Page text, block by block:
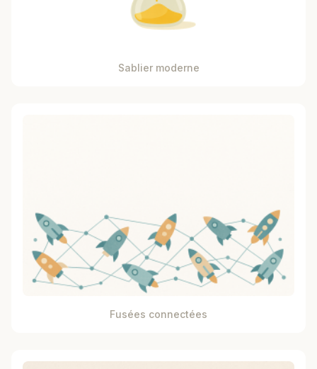
Sablier moderne
Fusées connectées